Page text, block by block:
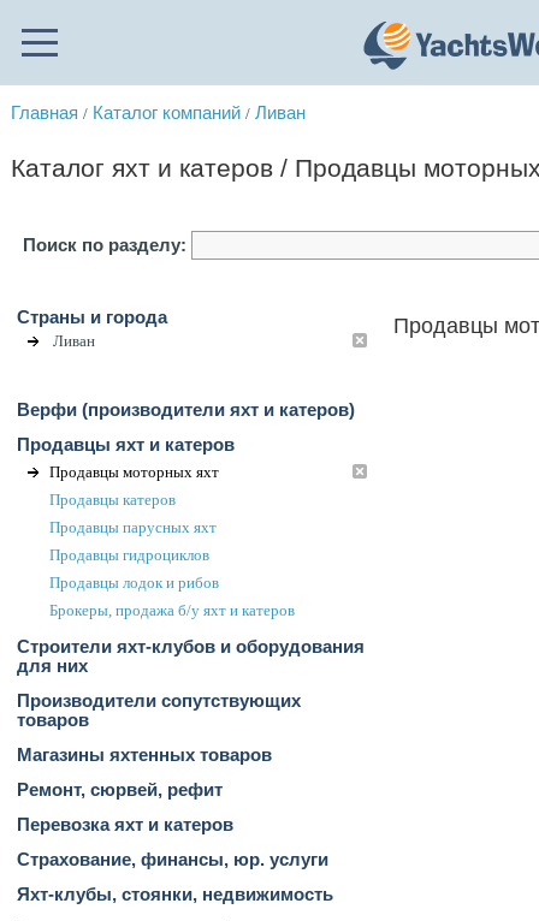
Главная / Каталог компаний / Ливан
Каталог яхт и катеров / Продавцы
Поиск по разделу:
Страны и города
Ливан
Верфи (производители яхт и катеров)
Продавцы яхт и катеров
Продавцы моторных яхт
Продавцы катеров
Продавцы парусных яхт
Продавцы гидроциклов
Продавцы лодок и рибов
Брокеры, продажа б/у яхт и катеров
Строители яхт-клубов и оборудования
для них
Производители сопутствующих
товаров
Магазины яхтенных товаров
Ремонт, сюрвей, рефит
Перевозка яхт и катеров
Страхование, финансы, юр. услуги
Яхт-клубы, стоянки, недвижимость
Продавцы